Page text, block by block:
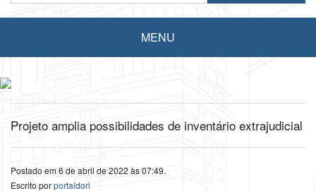
MENU
Projeto amplia possibilidades de inventário extrajudicial
Postado em 6 de abril de 2022 às 07:49.
Escrito porportaldori